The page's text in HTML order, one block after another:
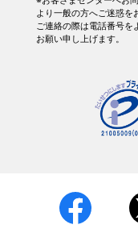
より一般の方へご迷惑を
ご連絡の際は電話番号を
お願い申し上げます。